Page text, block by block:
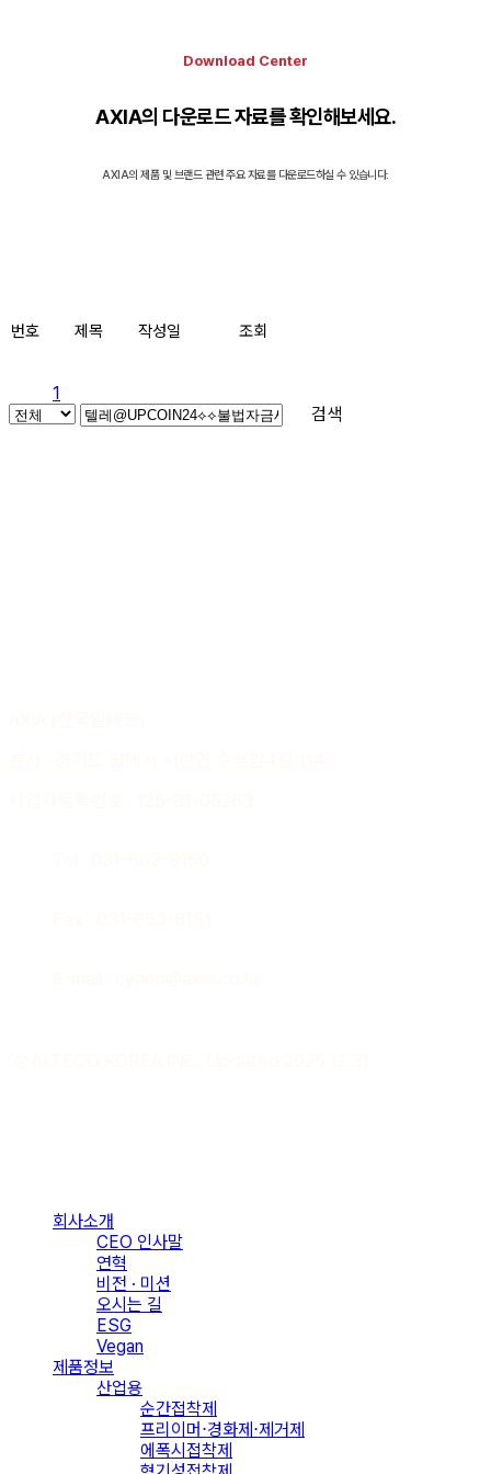
Download Center
AXIA의 다운로드 자료를 확인해보세요.
AXIA의 제품 및 브랜드 관련 주요 자료를 다운로드하실 수 있습니다.
번호 제목 작성일 조회
1
검색
회사소개
CEO 인사말
연혁
비전 · 미션
오시는 길
ESG
Vegan
제품정보
산업용
순간접착제
프리이머⋅경화제⋅제거제
에폭시접착제